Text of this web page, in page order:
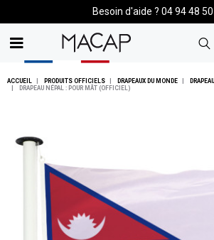
Besoin d'aide ? 04 94 48
ACCUEIL PRODUITS OFFICIELS DRAPEAUX DU MONDE
DRAPEAU NÉPAL : POUR MÂT (OFFICIEL)